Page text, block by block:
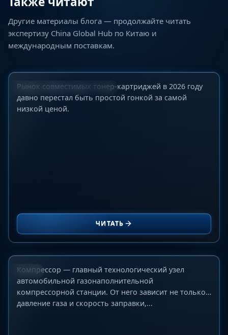
Другие материалы блога — продолжайте читать
экспертизу China Global Hub по Китаю и
международным поставкам.
ИНДУСТРИАЛЬНЫЕ РЫНКИ
ТОП-10 мировых производителей
совместимых тонер-картриджей для B2B-
покупателей в 2026 году: подробный обзор
Рынок совместимых тонер-картриджей в 2026 году
давно перестал быть простой гонкой за самой
низкой ценой.
ЧИТАТЬ
БЛОГ
Лучшие компрессоры для АГНКС: сравнение
Ariel, ANGI, SAFE, CIMC Enric и Galileo для CNG-
проектов
15 июня 2026 г.
Компрессор — главный технологический узел
автомобильной газонаполнительной
компрессорной станции. От него зависит не только
давление газа и скорость заправки,...